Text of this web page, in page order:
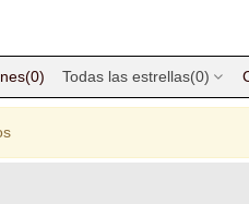
(0) Todas las estrellas(0)